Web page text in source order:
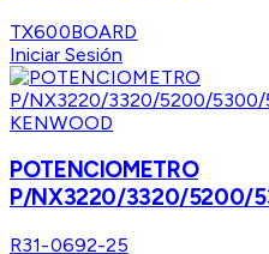
TX600BOARD
Iniciar Sesión
KENWOOD
POTENCIOMETRO
P/NX3220/3320/5200/
R31-0692-25